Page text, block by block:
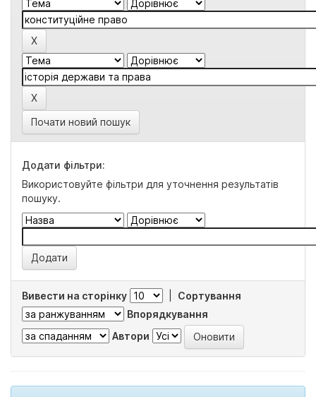
Почати новий пошук
Додати фільтри:
Використовуйте фільтри для уточнення результатів
пошуку.
Вивести на сторінку
Сортування
Впорядкування
Автори